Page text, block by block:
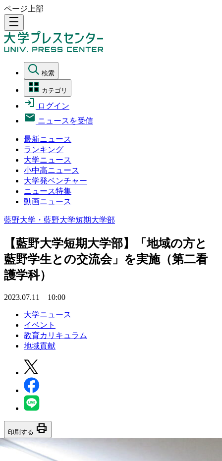
ページ上部
density_medium
検索
カテゴリ
ログイン
ニュースを受信
最新ニュース
ランキング
大学ニュース
小中高ニュース
大学発ベンチャー
ニュース特集
動画ニュース
藍野大学・藍野大学短期大学部
【藍野大学短期大学部】「地域の方と
藍野学生との交流会」を実施（第二看
護学科）
2023.07.11 10:00
大学ニュース
イベント
教育カリキュラム
地域貢献
印刷する print